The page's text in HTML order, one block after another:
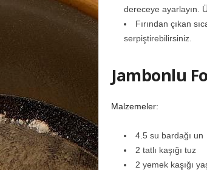
dereceye ayarlayın.
Fırından çıkan
serpiştirebilirsiniz.
Jambonlu
Malzemeler:
4.5 su bardağı un
2 tatlı kaşığı tuz
2 yemek kaşığı